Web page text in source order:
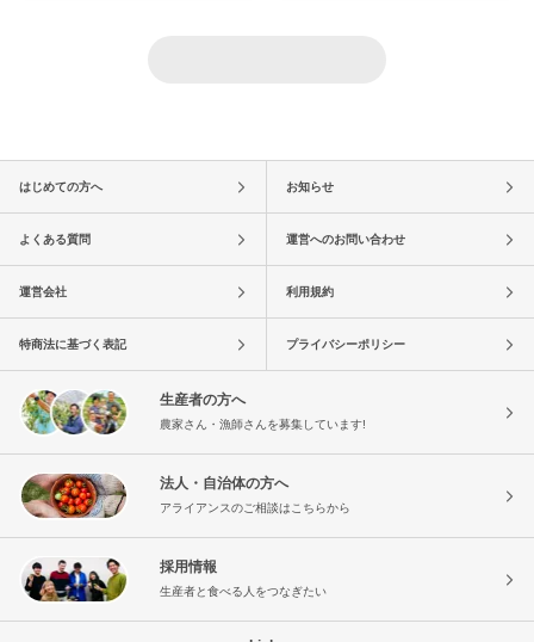
はじめての方へ お知らせ
よくある質問 運営へのお問い合わせ
運営会社 利用規約
特商法に基づく表記 プライバシーポリシー
生産者の方へ
農家さん・漁師さんを募集しています!
法人・自治体の方へ
アライアンスのご相談はこちらから
採用情報
生産者と食べる人をつなぎたい